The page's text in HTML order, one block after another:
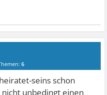
6
seins schon
unbedingt einen